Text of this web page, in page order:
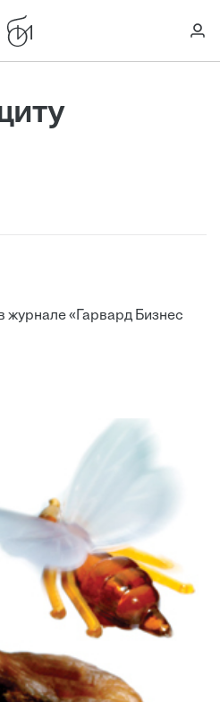
журнале «Гарвард Бизнес